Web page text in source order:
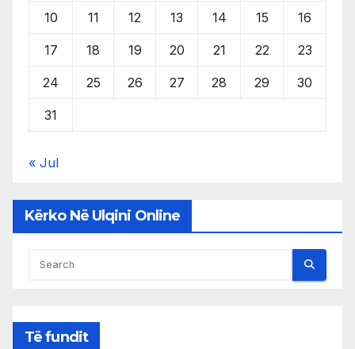
10 11 12 13 14 15 16
17 18 19 20 21 22 23
24 25 26 27 28 29 30
31
« Jul
Kërko Në Ulqini Online
Të fundit